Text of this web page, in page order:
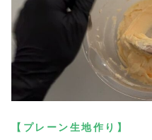
【プレーン生地作り】